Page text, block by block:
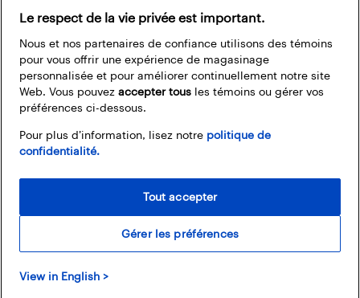
Restez connecté
FacebookInstagram
PinterestLinkedInYouTube
© 2026 Magasins Best Buy Canada Ltée. Tout droits réservés. Pour usage
Le respect de la vie privée est important.
Nous et nos partenaires de confiance utilisons des témoins
pour vous offrir une expérience de magasinage
personnalisée et pour améliorer continuellement notre site
Web. Vous pouvez accepter tous les témoins ou gérer vos
préférences ci-dessous.
Pour plus d’information, lisez notre
View in English >
politique de
confidentialité.
Gérer les préférences
Tout accepter